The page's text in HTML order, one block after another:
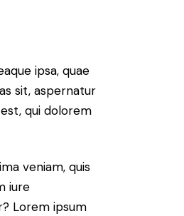
ipsa, quae
sit, aspernatur
qui dolorem
veniam, quis
iure
Lorem ipsum